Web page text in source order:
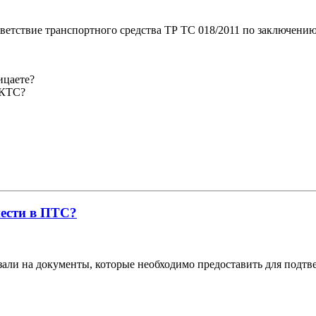
транспортного средства ТР ТС 018/2011 по
в ПТС?
на документы, которые необходимо предоставить для